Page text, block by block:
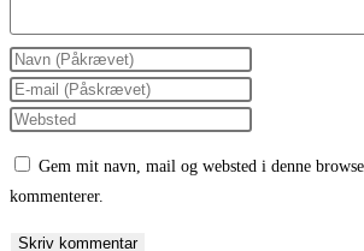
Enter
your
name
comment
Enter
your
comment
Enter
(optional)
Gem mit navn, mail og websted i denne
kommenterer.